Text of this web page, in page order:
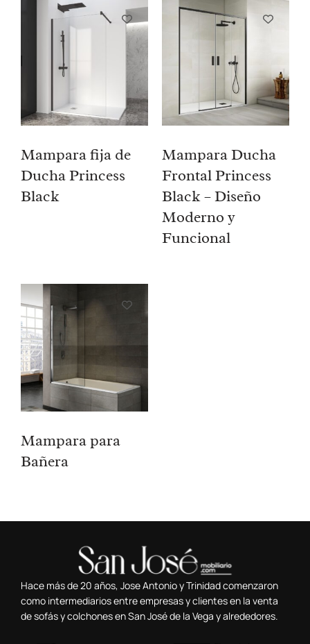
Mampara fija de
Ducha Princess
Black
Mampara Ducha
Frontal Princess
Black – Diseño
Moderno y
Funcional
Mampara para
Bañera
Hace más de 20 años, Jose Antonio y Trinidad comenzaron
como intermediarios entre empresas y clientes en la venta
de sofás y colchones en San José de la Vega y alrededores.